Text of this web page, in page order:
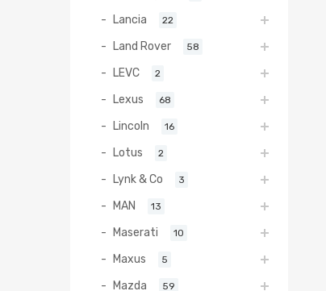
Lancia 22
Land Rover 58
LEVC 2
Lexus 68
Lincoln 16
Lotus 2
Lynk & Co 3
MAN 13
Maserati 10
Maxus 5
Mazda 59